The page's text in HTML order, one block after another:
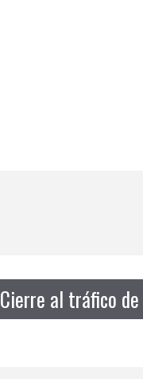
Cierre al tráfico